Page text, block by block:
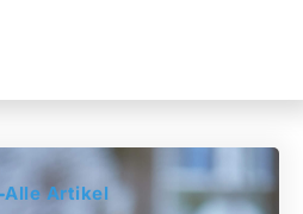
Alle Artikel